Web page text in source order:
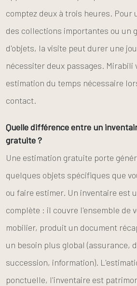
comptez deux à trois heures. Pour
des collections importantes ou un
d'objets, la visite peut durer une
nécessiter deux passages. Mirabili
estimation du temps nécessaire
contact.
Quelle différence entre un
gratuite ?
Une estimation gratuite porte
quelques objets spécifiques que
ou faire estimer. Un inventaire est
complète : il couvre l'ensemble de
mobilier, produit un document
un besoin plus global (assurance,
succession, information).
ponctuelle, l'inventaire est